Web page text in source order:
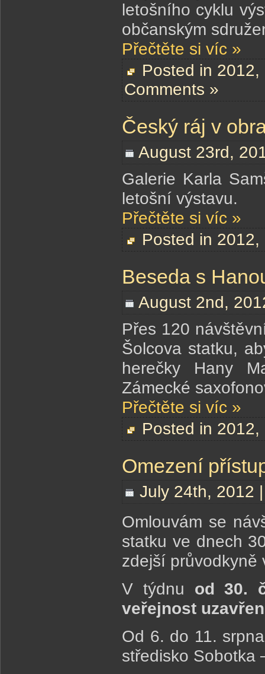
letošního cyklu
občanským
Přečtěte si víc »
Posted in 2012,
Comments »
Český ráj v
August 23rd,
Galerie Karla
letošní výstavu.
Přečtěte si víc »
Posted in 2012,
Beseda s
August 2nd,
Přes 120
Šolcova statku,
herečky Hany
Zámecké
Přečtěte si víc »
Posted in 2012,
Omezení
July 24th, 2012
Omlouvám se
statku ve dnech
zdejší průvodkyně
V týdnu od 30.
veřejnost uzavřen
Od 6. do 11.
středisko Sobotka